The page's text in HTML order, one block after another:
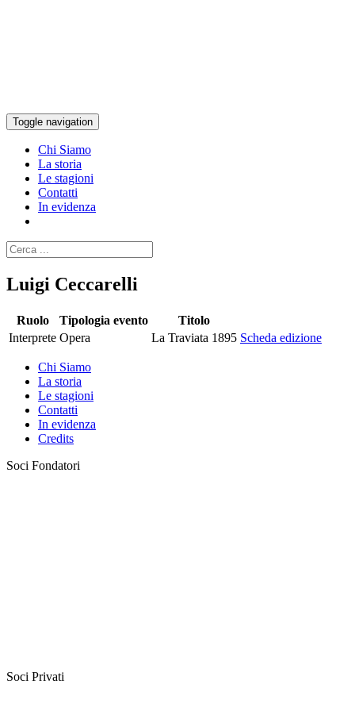
Toggle navigation
Chi Siamo
La storia
Le stagioni
Contatti
In evidenza
Luigi Ceccarelli
Ruolo Tipologia evento
Titolo
Interprete Opera La Traviata 1895 Scheda edizione
Chi Siamo
La storia
Le stagioni
Contatti
In evidenza
Credits
Soci Fondatori
Soci Privati